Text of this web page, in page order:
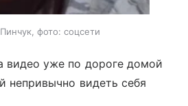
фото: соцсети
видео уже по дороге домой
непривычно видеть себя